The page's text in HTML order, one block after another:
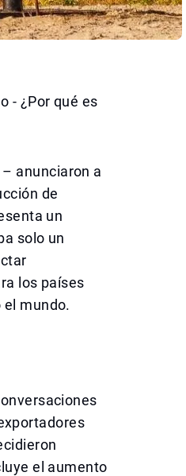
- ¿Por qué es
anunciaron a
de
un
solo un
los países
mundo.
el aumento